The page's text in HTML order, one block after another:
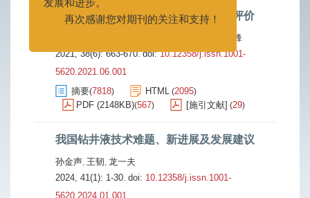
超高温高密度油基钻井液研究与性能评价
杨中锋
2021, 38(6): 663-670. doi:10.12358/j.issn.1001-
5620.2021.06.001
摘要(7818) HTML (2095)
PDF (2148KB)(567) [施引文献] (29)
我国钻井液技术难题、新进展及发展建议
孙金声, 王韧, 龙一夫
2024, 41(1): 1-30. doi: 10.12358/j.issn.1001-
5620.2024.01.001
再次感谢您对期刊的关注和支持！